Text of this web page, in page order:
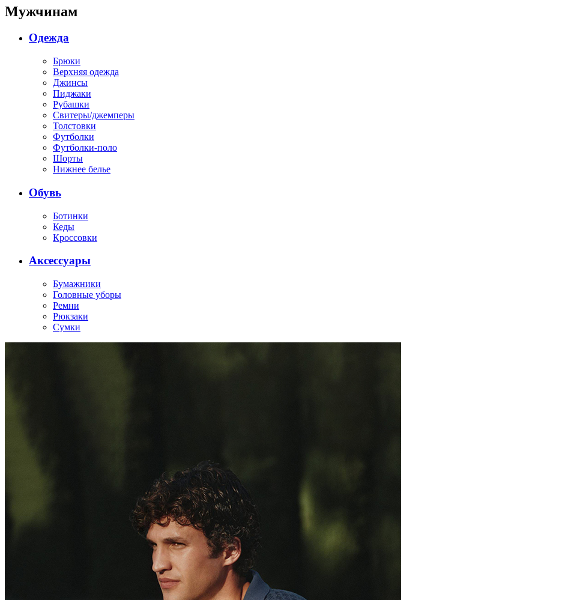
Мужчинам
Одежда
Брюки
Верхняя одежда
Джинсы
Пиджаки
Рубашки
Свитеры/джемперы
Толстовки
Футболки
Футболки-поло
Шорты
Нижнее белье
Обувь
Ботинки
Кеды
Кроссовки
Аксессуары
Бумажники
Головные уборы
Ремни
Рюкзаки
Сумки